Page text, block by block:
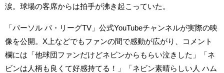
涙。球場の客席からは拍手が沸き起こっていた。
「パーソル パ・リーグTV」公式YouTubeチャンネルが実際の映
像を公開。X上などでもファンの間で感動が広がり、コメント
欄には「他球団ファンだけどネビンからもらい泣きした」「ネ
ビンは人柄も良くて好感持てる！」「ネビン素晴らしい人 ハム